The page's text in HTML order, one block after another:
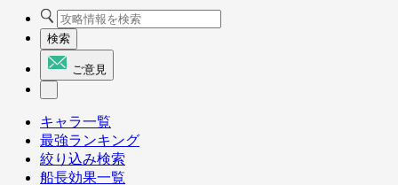
検索
ご意見
キャラ一覧
最強ランキング
絞り込み検索
船長効果一覧